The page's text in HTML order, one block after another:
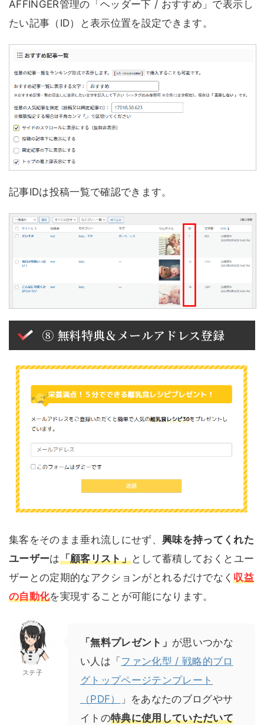
AFFINGER管理の「ヘッダー下 / おすすめ」で表示し
たい記事（ID）と表示位置を設定できます。
記事IDは投稿一覧で確認できます。
⑧ 無料特典＆メールアドレス登録
集客をそのまま垂れ流しにせず、興味を持ってくれた
ユーザーは「顧客リスト」として蓄積しておくとユー
ザーとの定期的なアクションがとれるだけでなく収益
の自動化を実現することが可能になります。
ステ子
「無料プレゼント」 が思いつかな
い人は「 ファン化型 / 戦略的ブロ
グトップページテンプレート
（PDF）
」をあなたのブログやサ
イトの特典に使用していただいて